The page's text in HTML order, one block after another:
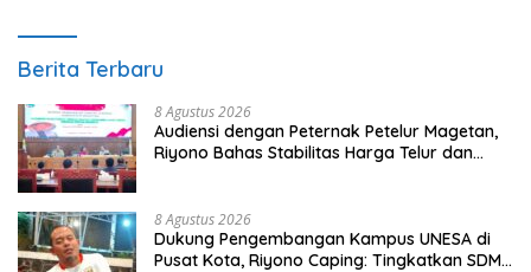
Berita Terbaru
8 Agustus 2026
Audiensi dengan Peternak Petelur Magetan,
Riyono Bahas Stabilitas Harga Telur dan
8 Agustus 2026
Dukung Pengembangan Kampus UNESA di
Pusat Kota, Riyono Caping: Tingkatkan SDM